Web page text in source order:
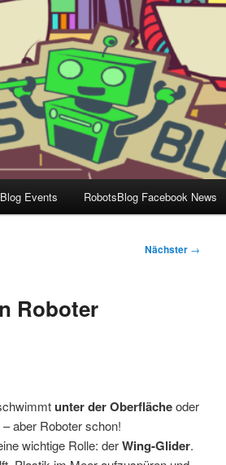
Events RobotsBlog Facebook News
Nächster →
Roboter
unter der Oberflächeoder
aber Roboter schon!
wichtige Rolle: derWing-Glider.